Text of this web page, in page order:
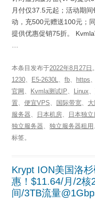
月付仅37.5元起；活动期
动，充500元赠送100元；
提供优惠促销75折。
本条目发布于2022年8月27日
1230、 E5-2630L、 fb、 https、
官网 、 Kvmla测试IP、 Linux、
置、 便宜VPS、 国际带宽、
服务器、 日本机房、 日本独
独立服务器、 独立服务器租用
标签。
Krypt ION美国洛
惠！$11.64/月/2核
间/3TB流量